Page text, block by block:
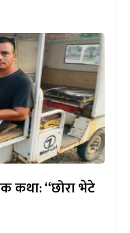
कथा: “छोरा भेटे